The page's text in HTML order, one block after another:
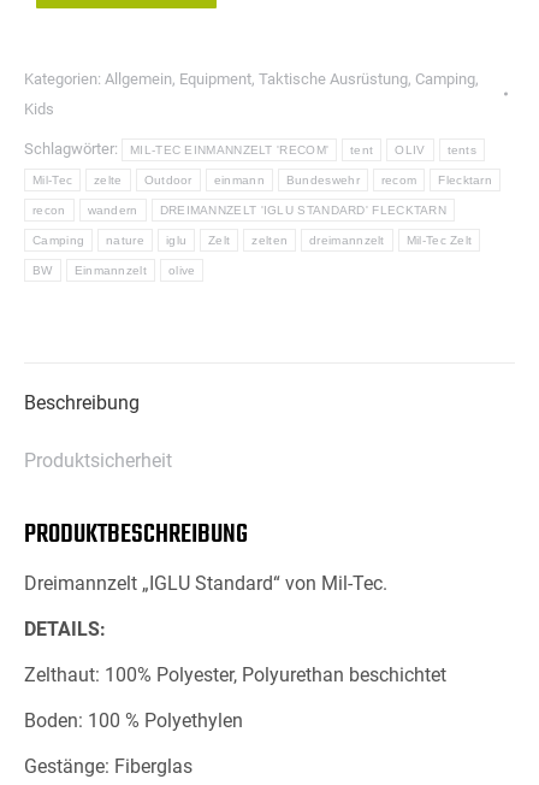
Kategorien: Allgemein, Equipment, Taktische Ausrüstung, Camping,
Kids
Schlagwörter: MIL-TEC EINMANNZELT 'RECOM' tent OLIV tents
Mil-Tec zelte Outdoor einmann Bundeswehr recom Flecktarn
recon wandern DREIMANNZELT 'IGLU STANDARD' FLECKTARN
Camping nature iglu Zelt zelten dreimannzelt Mil-Tec Zelt
BW Einmannzelt olive
Beschreibung
Produktsicherheit
PRODUKTBESCHREIBUNG
Dreimannzelt „IGLU Standard“ von Mil-Tec.
DETAILS:
Zelthaut: 100% Polyester, Polyurethan beschichtet
Boden: 100 % Polyethylen
Gestänge: Fiberglas